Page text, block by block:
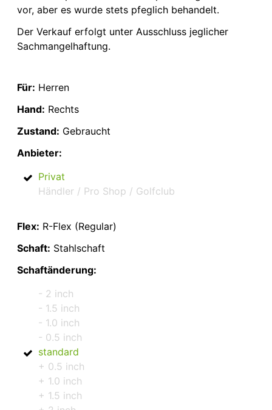
vor, aber es wurde stets pfeglich behandelt.
Der Verkauf erfolgt unter Ausschluss jeglicher
Sachmangelhaftung.
Für: Herren
Hand: Rechts
Zustand: Gebraucht
Anbieter:
Privat
Händler / Pro Shop / Golfclub
Flex: R-Flex (Regular)
Schaft: Stahlschaft
Schaftänderung:
- 2 inch
- 1.5 inch
- 1.0 inch
- 0.5 inch
standard
+ 0.5 inch
+ 1.0 inch
+ 1.5 inch